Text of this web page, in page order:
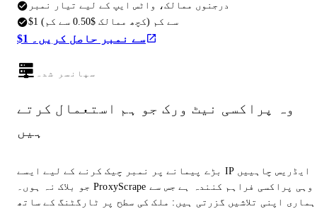
درجنوں ممالک، واٹس ایپ کے لیے تیار نمبر
$1 سے کم (کچھ ممالک $0.50 سے کم)
$1 سے نمبر حاصل کریں۔
سپانسر شدہ
وہ پراکسی نیٹ ورک جو ہم استعمال کرتے
ہیں
بڑے پیمانے پر نمبر چیک کرنے کے لیے ایسے IP ایڈریس چاہییں
جو بلاک نہ ہوں۔ ProxyScrape وہی پراکسی فراہم کنندہ ہے جس سے
ہماری اپنی تلاشیں گزرتی ہیں: ملک کی سطح پر ٹارگٹنگ کے ساتھ